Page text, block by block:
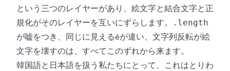
という三つのレイヤーがあり、絵文字と結合文字と正
規化がそのレイヤーを互いにずらします。
.length
が嘘をつき、同じに見えるéが違い、文字列反転が絵
文字を壊すのは、すべてこのずれから来ます。
韓国語と日本語を扱う私たちにとって、これはとりわ